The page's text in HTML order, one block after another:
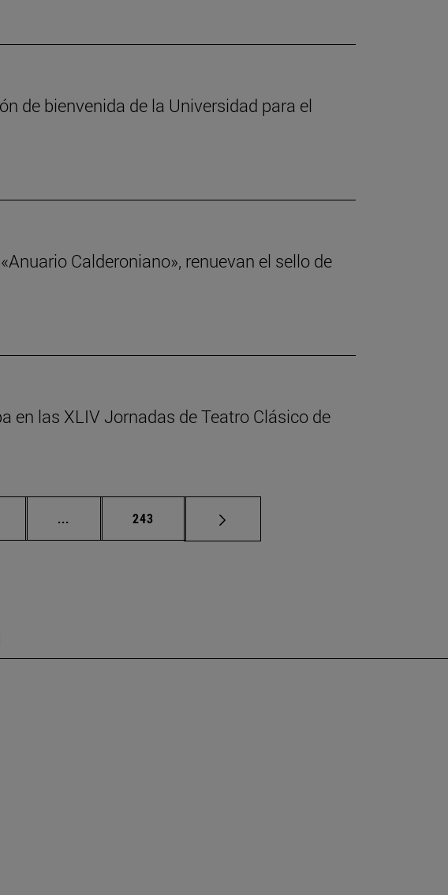
de bienvenida de la Universidad para el
Calderoniano», renuevan el sello de
en las XLIV Jornadas de Teatro Clásico de
... Páginas intermedias Use TAB para desplazarse.
Página
243